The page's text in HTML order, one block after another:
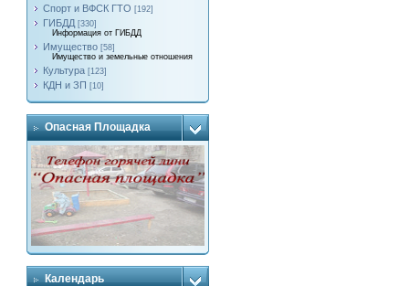
Спорт и ВФСК ГТО [192]
ГИБДД [330]
Информация от ГИБДД
Имущество [58]
Имущество и земельные отношения
Культура [123]
КДН и ЗП [10]
Опасная Площадка
Календарь